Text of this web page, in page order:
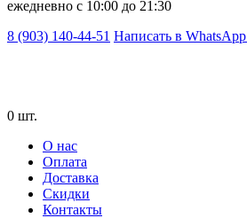
ежедневно с 10:00 до 21:30
8 (903) 140-44-51 Написать в WhatsApp
0 шт.
О нас
Оплата
Доставка
Скидки
Контакты